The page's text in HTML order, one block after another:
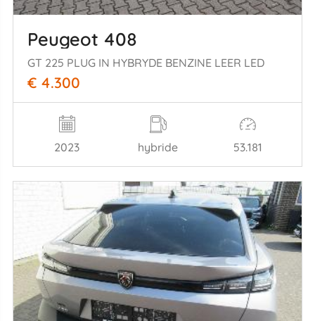
Peugeot 408
GT 225 PLUG IN HYBRYDE BENZINE LEER LED
€ 4.300
2023 hybride 53.181